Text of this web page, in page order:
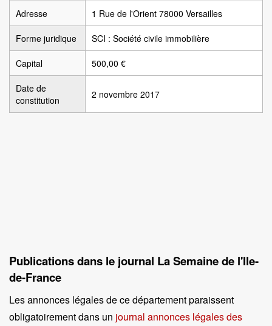
Adresse 1 Rue de l'Orient 78000 Versailles
Forme juridique SCI : Société civile immobilière
Capital 500,00 €
Date de
constitution
2 novembre 2017
Publications dans le journal La Semaine de l'Ile-
de-France
Les annonces légales de ce département paraissent
obligatoirement dans un journal annonces légales des